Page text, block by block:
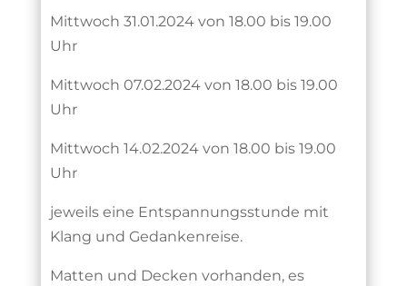
Mittwoch 31.01.2024 von 18.00 bis 19.00
Uhr
Mittwoch 07.02.2024 von 18.00 bis 19.00
Uhr
Mittwoch 14.02.2024 von 18.00 bis 19.00
Uhr
jeweils eine Entspannungsstunde mit
Klang und Gedankenreise.
Matten und Decken vorhanden, es